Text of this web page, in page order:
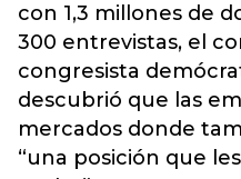
con 1,3 millones de
300 entrevistas, el
congresista
descubrió que las
mercados donde
“una posición que